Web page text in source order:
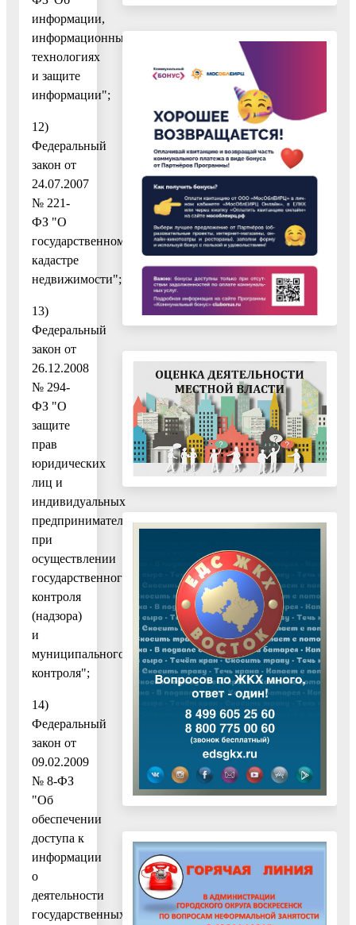
информации,
информационных
технологиях
и защите
информации";
12)
Федеральный
закон от
24.07.2007
№ 221-
ФЗ "О
государственном
кадастре
недвижимости";
13)
Федеральный
закон от
26.12.2008
№ 294-
ФЗ "О
защите
прав
юридических
лиц и
индивидуальных
предпринимателей
при
осуществлении
государственного
контроля
(надзора)
и
муниципального
контроля";
14)
Федеральный
закон от
09.02.2009
№ 8-ФЗ
"Об
обеспечении
доступа к
информации
о
деятельности
государственных